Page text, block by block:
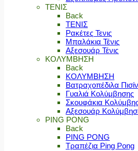
ΤΕΝΙΣ
Back
ΤΕΝΙΣ
Ρακέτες Τενις
Μπαλάκια Τένις
Αξεσουάρ Τένις
ΚΟΛΥΜΒΗΣΗ
Back
ΚΟΛΥΜΒΗΣΗ
Βατραχοπέδιλα
Γυαλιά Κολύμβησης
Σκουφάκια
Αξεσουάρ
PING PONG
Back
PING PONG
Τραπέζια Ping Pong